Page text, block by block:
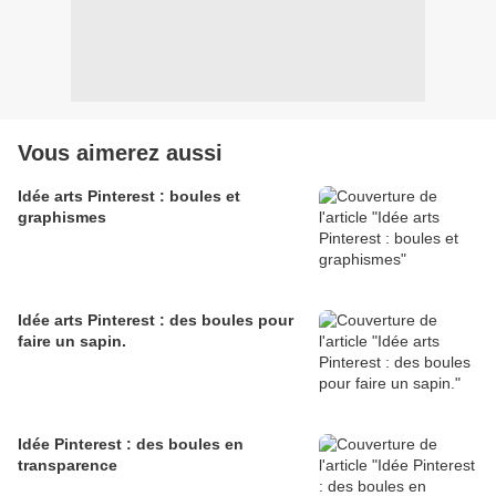
Vous aimerez aussi
Idée arts Pinterest : boules et
graphismes
Idée arts Pinterest : des boules pour
faire un sapin.
Idée Pinterest : des boules en
transparence